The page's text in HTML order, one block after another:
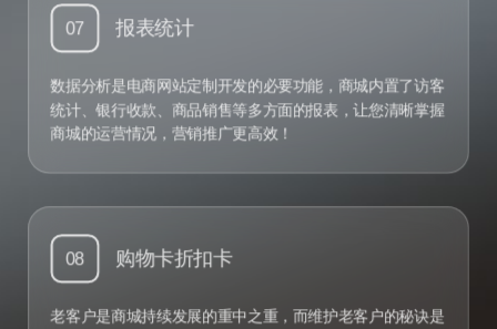
07 报表统计
数据分析是电商网站定制开发的必要功能，商城内置了访客
统计、银行收款、商品销售等多方面的报表，让您清晰掌握
商城的运营情况，营销推广更高效！
08 购物卡折扣卡
老客户是商城持续发展的重中之重，而维护老客户的秘诀是